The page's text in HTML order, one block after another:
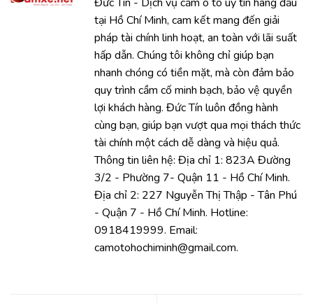
tại Hồ Chí Minh, cam kết mang đến giải
pháp tài chính linh hoạt, an toàn với lãi suất
hấp dẫn. Chúng tôi không chỉ giúp bạn
nhanh chóng có tiền mặt, mà còn đảm bảo
quy trình cầm cố minh bạch, bảo vệ quyền
lợi khách hàng. Đức Tín luôn đồng hành
cùng bạn, giúp bạn vượt qua mọi thách thức
tài chính một cách dễ dàng và hiệu quả.
Thông tin liên hệ: Địa chỉ 1: 823A Đường
3/2 - Phường 7- Quận 11 - Hồ Chí Minh.
Địa chỉ 2: 227 Nguyễn Thị Thập - Tân Phú
- Quận 7 - Hồ Chí Minh. Hotline:
0918419999. Email:
camotohochiminh@gmail.com.